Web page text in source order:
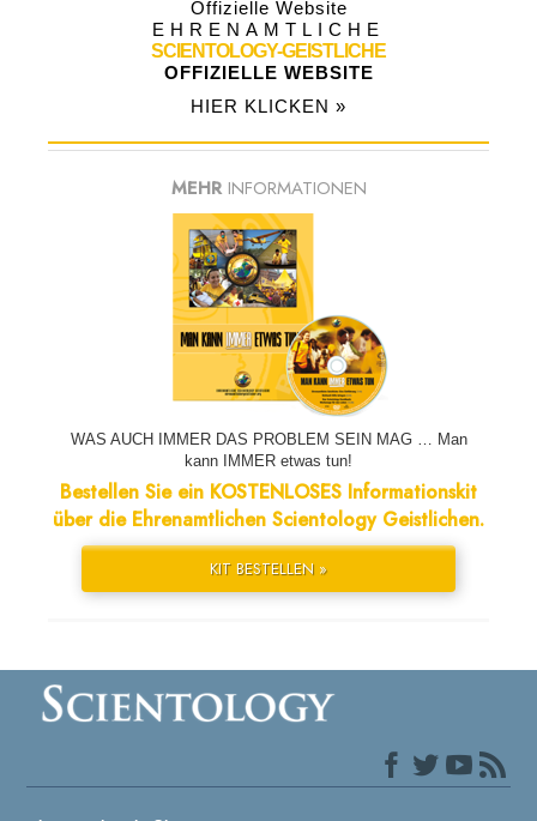
EHRENAMTLICHE
SCIENTOLOGY-GEISTLICHE
OFFIZIELLE WEBSITE
HIER KLICKEN »
MEHR INFORMATIONEN
WAS AUCH IMMER DAS PROBLEM SEIN MAG … Man
kann IMMER etwas tun!
Bestellen Sie ein KOSTENLOSES Informationskit
über die Ehrenamtlichen Scientology Geistlichen.
KIT BESTELLEN »